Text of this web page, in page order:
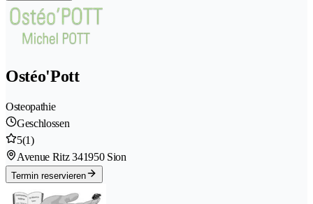
Ostéo'Pott
Osteopathie
Geschlossen
5(1)
Avenue Ritz 341950 Sion
Termin reservieren